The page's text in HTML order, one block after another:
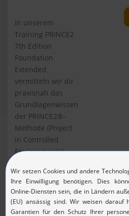
In unserem
Training PRINCE2
7th Edition
Foundation
Extended
vermitteln wir dir
praxisnah das
Grundlagenwissen
der PRINCE2®-
Methode (Project
in Controlled
Environments)
umfassend auf die
zugehörige
Prüfung vor. In
drei Tag...